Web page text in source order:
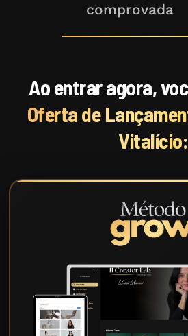
comprovada
Ao entrar agora,
Oferta de
Vitalício: